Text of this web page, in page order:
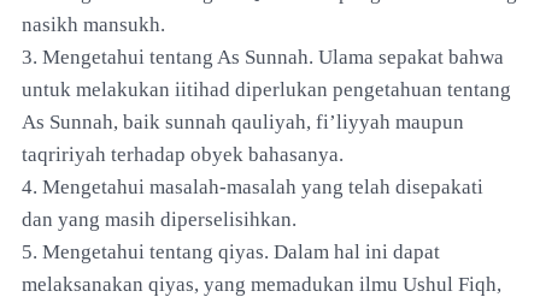
nasikh mansukh.
3. Mengetahui tentang As Sunnah. Ulama sepakat bahwa
untuk melakukan iitihad diperlukan pengetahuan tentang
As Sunnah, baik sunnah qauliyah, fi’liyyah maupun
taqririyah terhadap obyek bahasanya.
4. Mengetahui masalah-masalah yang telah disepakati
dan yang masih diperselisihkan.
5. Mengetahui tentang qiyas. Dalam hal ini dapat
melaksanakan qiyas, yang memadukan ilmu Ushul Fiqh,